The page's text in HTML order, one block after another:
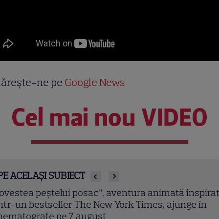
ne pe Google News
Cel mai nou VIDEO
ACELAȘI SUBIECT
peștelui posac”, aventura animată
un bestseller The New York Times, ajunge în
pe 7 august